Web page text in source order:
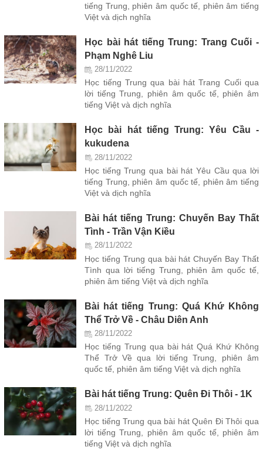
tiếng Trung, phiên âm quốc tế, phiên âm tiếng
Việt và dịch nghĩa
Học bài hát tiếng Trung: Trang Cuối -
Phạm Nghê Liu
28/11/2022
Học tiếng Trung qua bài hát Trang Cuối qua
lời tiếng Trung, phiên âm quốc tế, phiên âm
tiếng Việt và dịch nghĩa
Học bài hát tiếng Trung: Yêu Cầu -
kukudena
28/11/2022
Học tiếng Trung qua bài hát Yêu Cầu qua lời
tiếng Trung, phiên âm quốc tế, phiên âm tiếng
Việt và dịch nghĩa
Bài hát tiếng Trung: Chuyến Bay Thất
Tình - Trần Vận Kiều
28/11/2022
Học tiếng Trung qua bài hát Chuyến Bay Thất
Tình qua lời tiếng Trung, phiên âm quốc tế,
phiên âm tiếng Việt và dịch nghĩa
Bài hát tiếng Trung: Quá Khứ Không
Thể Trở Về - Châu Diên Anh
28/11/2022
Học tiếng Trung qua bài hát Quá Khứ Không
Thể Trở Về qua lời tiếng Trung, phiên âm
quốc tế, phiên âm tiếng Việt và dịch nghĩa
Bài hát tiếng Trung: Quên Đi Thôi - 1K
28/11/2022
Học tiếng Trung qua bài hát Quên Đi Thôi qua
lời tiếng Trung, phiên âm quốc tế, phiên âm
tiếng Việt và dịch nghĩa